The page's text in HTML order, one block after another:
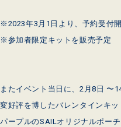
※2023年3月1日より、予約受付
※参加者限定キットを販売予定
またイベント当日に、2月8日 〜
変好評を博したバレンタインキッ
パープルのSAILオリジナルポー